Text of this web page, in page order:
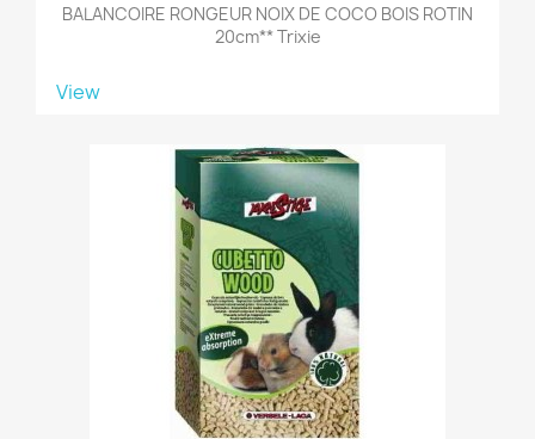
BALANCOIRE RONGEUR NOIX DE COCO BOIS ROTIN
20cm** Trixie
View